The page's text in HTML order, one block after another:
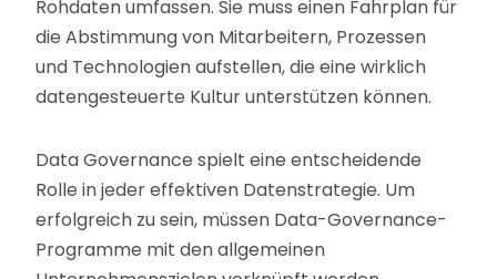
Rohdaten umfassen. Sie muss einen Fahrplan für
die Abstimmung von Mitarbeitern, Prozessen
und Technologien aufstellen, die eine wirklich
datengesteuerte Kultur unterstützen können.
Data Governance spielt eine entscheidende
Rolle in jeder effektiven Datenstrategie. Um
erfolgreich zu sein, müssen Data-Governance-
Programme mit den allgemeinen